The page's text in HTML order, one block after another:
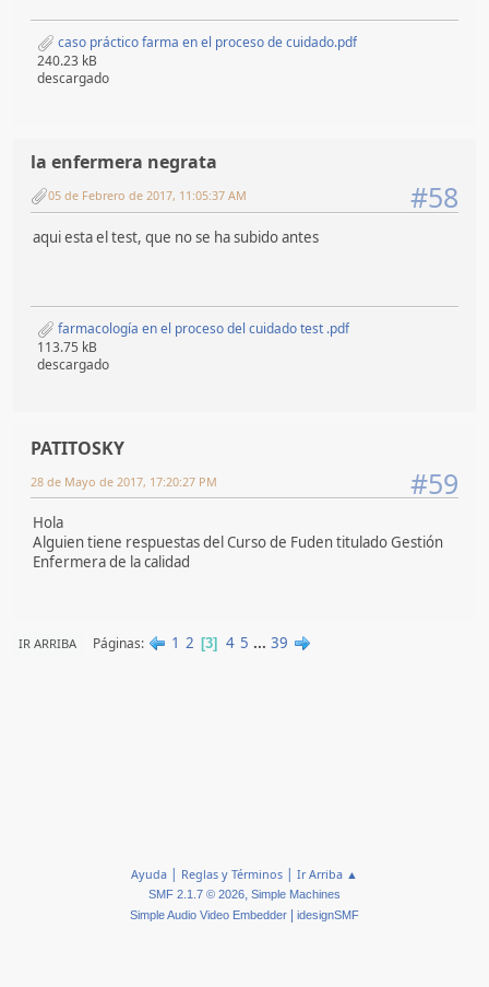
caso práctico farma en el proceso de cuidado.pdf
240.23 kB
descargado
la enfermera negrata
#58
05 de Febrero de 2017, 11:05:37 AM
aqui esta el test, que no se ha subido antes
farmacología en el proceso del cuidado test .pdf
113.75 kB
descargado
PATITOSKY
#59
28 de Mayo de 2017, 17:20:27 PM
Hola
Alguien tiene respuestas del Curso de Fuden titulado Gestión
Enfermera de la calidad
IR ARRIBA Páginas 1 2 3 4 5 ... 39
Ayuda Reglas y Términos Ir Arriba ▲
SMF 2.1.7 © 2026, Simple Machines
Simple Audio Video Embedder
idesignSMF